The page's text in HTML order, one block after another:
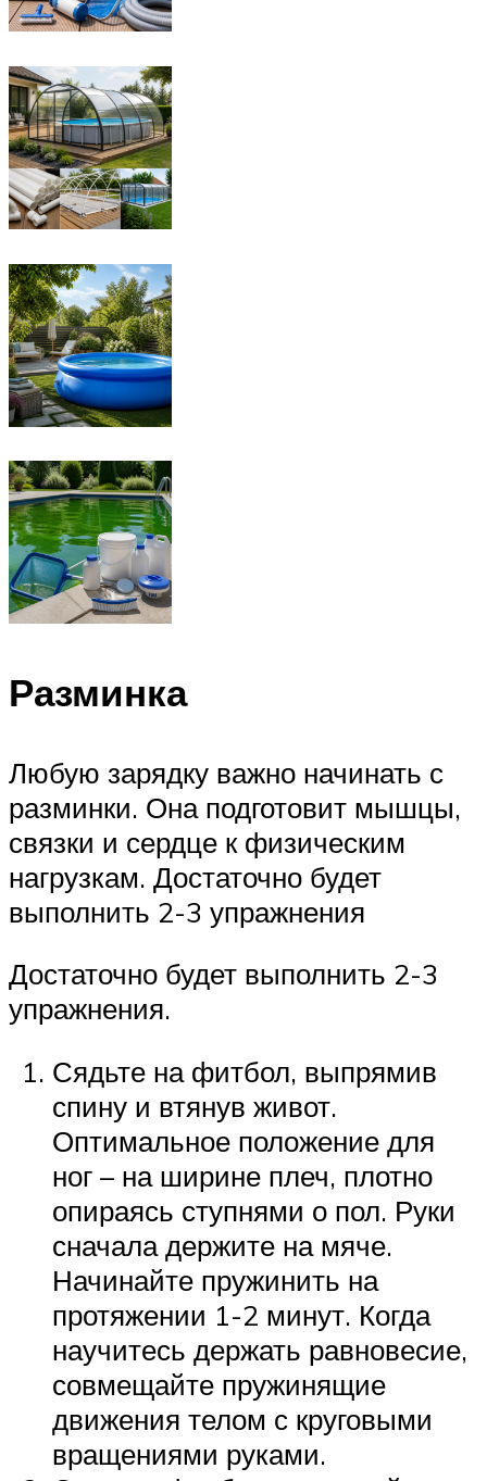
Разминка
Любую зарядку важно начинать с
разминки. Она подготовит мышцы,
связки и сердце к физическим
нагрузкам. Достаточно будет
выполнить 2-3 упражнения
Достаточно будет выполнить 2-3
упражнения.
Сядьте на фитбол, выпрямив
спину и втянув живот.
Оптимальное положение для
ног – на ширине плеч, плотно
опираясь ступнями о пол. Руки
сначала держите на мяче.
Начинайте пружинить на
протяжении 1-2 минут. Когда
научитесь держать равновесие,
совмещайте пружинящие
движения телом с круговыми
вращениями руками.